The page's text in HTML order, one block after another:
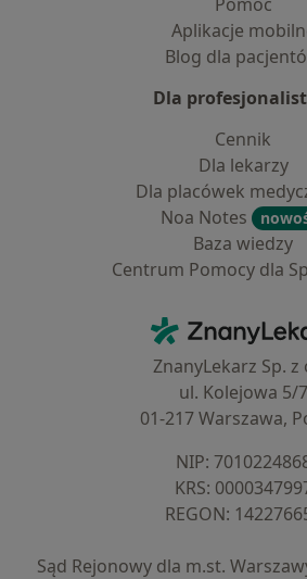
Aplikacje
Blog dla
Dla
Cennik
Dla lekarzy
Dla placówek
Noa Notes
Baza wiedzy
Centrum Pomocy dla
ZnanyLekarz Sp. z
ul. Kolejowa 5/7
01-217 Warszawa,
NIP:
KRS:
REGON:
Sąd Rejonowy dla m.st.